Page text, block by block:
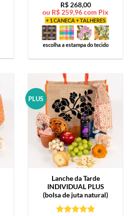
Avaliação5
de 5
R$268,00
ou R$ 259,96com Pix
+ 1 CANECA + TALHERES
escolha a estampa do tecido
PLUS
Lanche da Tarde
INDIVIDUAL PLUS
(bolsa de juta natural)